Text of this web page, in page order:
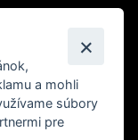
a mohli
súbory
pre